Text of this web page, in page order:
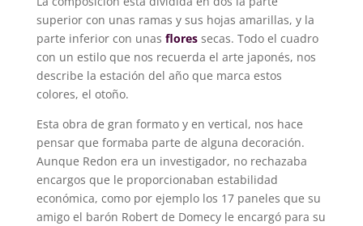
superior con unas ramas y sus hojas amarillas, y la
parte inferior con unas flores secas. Todo el cuadro
con un estilo que nos recuerda el arte japonés, nos
describe la estación del año que marca estos
colores, el otoño.
Esta obra de gran formato y en vertical, nos hace
pensar que formaba parte de alguna decoración.
Aunque Redon era un investigador, no rechazaba
encargos que le proporcionaban estabilidad
económica, como por ejemplo los 17 paneles que su
amigo el barón Robert de Domecy le encargó para su